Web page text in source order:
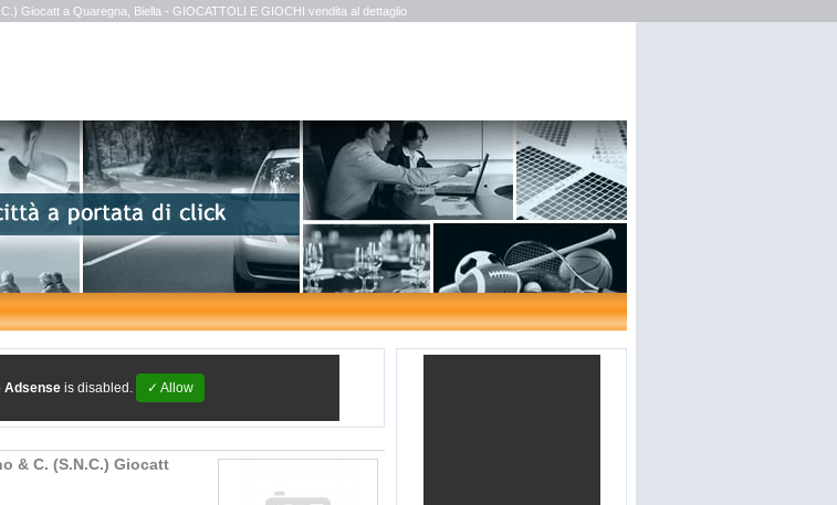
Giocatt a Quaregna, Biella - GIOCATTOLI E GIOCHI vendita al dettaglio
Adsense is disabled. ✓ Allow
& C. (S.N.C.) Giocatt